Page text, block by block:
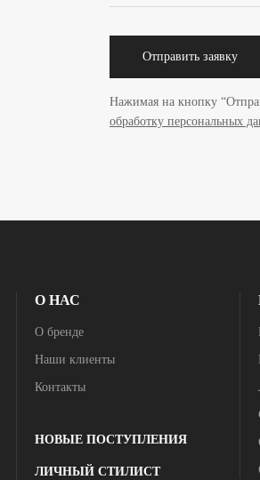
Отправить заявку
Нажимая на кнопку
обработку персональных
О НАС
О бренде
Наши клиенты
Контакты
НОВЫЕ ПОСТУПЛЕНИЯ
ЛИЧНЫЙ СТИЛИСТ